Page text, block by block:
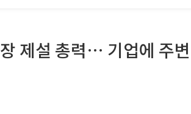
제설 총력… 기업에 주변